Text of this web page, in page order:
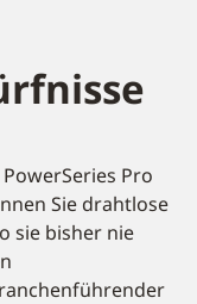
Pro
Sie drahtlose
sie bisher nie